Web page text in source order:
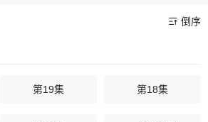
倒序
第19集 第18集